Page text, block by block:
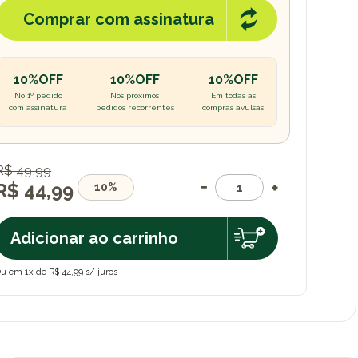
49,99
44,99 10%
Adicionar ao carrinho
em 1x de R$ 44,99 s/ juros
Comprar com assinatura
10%OFF
No 1º pedido
com assinatura
10%OFF
Nos próximos
pedidos recorrentes
10%OFF
Em todas as
compras avulsas